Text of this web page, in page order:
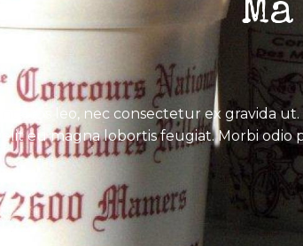
eros leo, nec consectetur ex gravida
eu magna lobortis feugiat. Morbi